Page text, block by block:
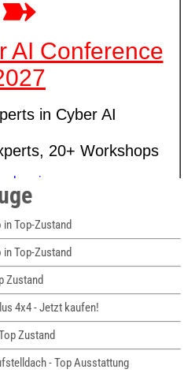
in Top-Zustand
in Top-Zustand
Zustand
4x4 - Jetzt kaufen!
Zustand
- Top Ausstattung